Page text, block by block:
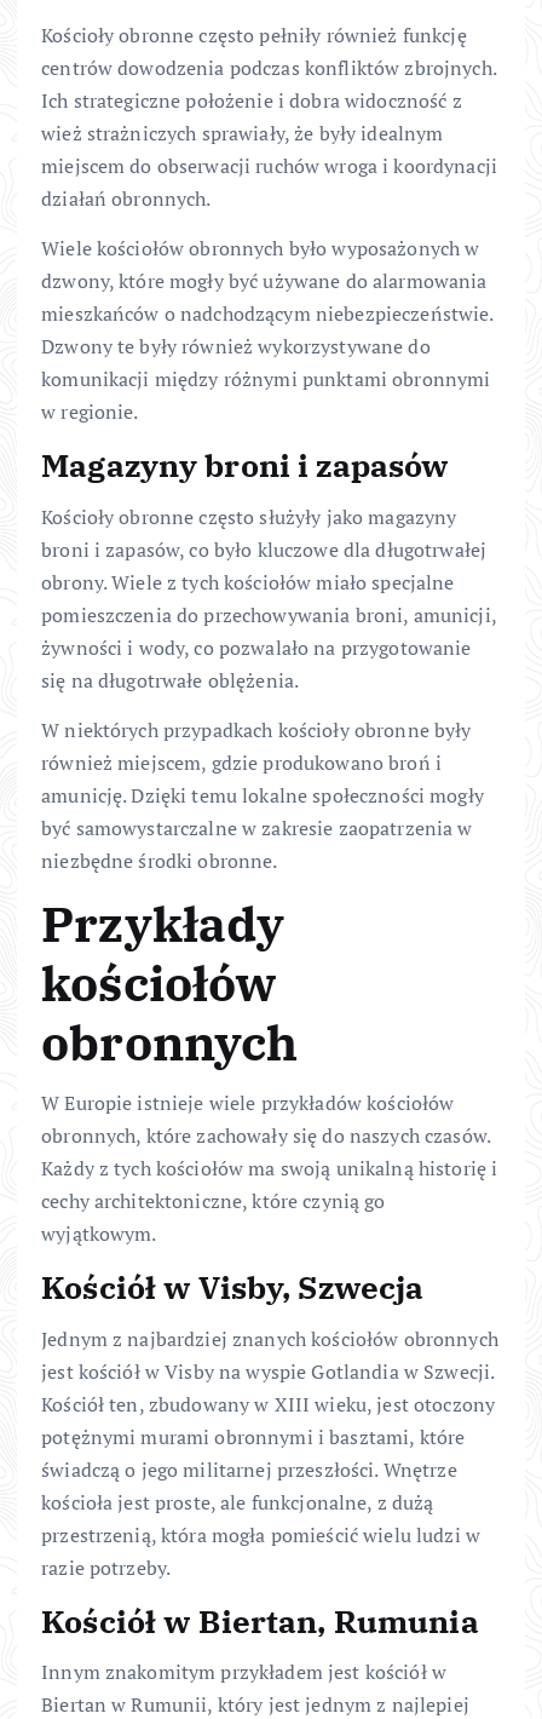
Kościoły obronne często pełniły również funkcję
centrów dowodzenia podczas konfliktów zbrojnych.
Ich strategiczne położenie i dobra widoczność z
wież strażniczych sprawiały, że były idealnym
miejscem do obserwacji ruchów wroga i koordynacji
działań obronnych.
Wiele kościołów obronnych było wyposażonych w
dzwony, które mogły być używane do alarmowania
mieszkańców o nadchodzącym niebezpieczeństwie.
Dzwony te były również wykorzystywane do
komunikacji między różnymi punktami obronnymi
w regionie.
Magazyny broni i zapasów
Kościoły obronne często służyły jako magazyny
broni i zapasów, co było kluczowe dla długotrwałej
obrony. Wiele z tych kościołów miało specjalne
pomieszczenia do przechowywania broni, amunicji,
żywności i wody, co pozwalało na przygotowanie
się na długotrwałe oblężenia.
W niektórych przypadkach kościoły obronne były
również miejscem, gdzie produkowano broń i
amunicję. Dzięki temu lokalne społeczności mogły
być samowystarczalne w zakresie zaopatrzenia w
niezbędne środki obronne.
Przykłady
kościołów
obronnych
W Europie istnieje wiele przykładów kościołów
obronnych, które zachowały się do naszych czasów.
Każdy z tych kościołów ma swoją unikalną historię i
cechy architektoniczne, które czynią go
wyjątkowym.
Kościół w Visby, Szwecja
Jednym z najbardziej znanych kościołów obronnych
jest kościół w Visby na wyspie Gotlandia w Szwecji.
Kościół ten, zbudowany w XIII wieku, jest otoczony
potężnymi murami obronnymi i basztami, które
świadczą o jego militarnej przeszłości. Wnętrze
kościoła jest proste, ale funkcjonalne, z dużą
przestrzenią, która mogła pomieścić wielu ludzi w
razie potrzeby.
Kościół w Biertan, Rumunia
Innym znakomitym przykładem jest kościół w
Biertan w Rumunii, który jest jednym z najlepiej